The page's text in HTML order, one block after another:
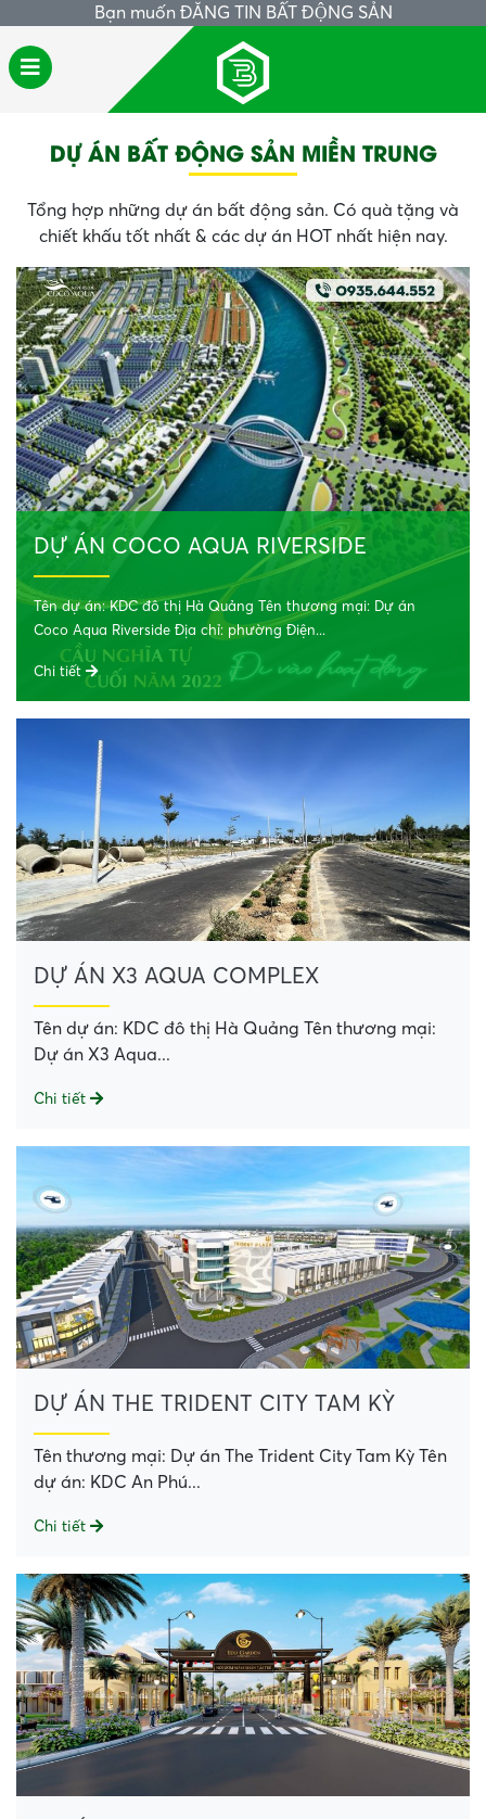
Bạn muốn ĐĂNG TIN BẤT ĐỘNG SẢN
DỰ ÁN BẤT ĐỘNG SẢN MIỀN TRUNG
Tổng hợp những dự án bất động sản. Có quà tặng và
chiết khấu tốt nhất & các dự án HOT nhất hiện nay.
DỰ ÁN COCO AQUA RIVERSIDE
Tên dự án: KDC đô thị Hà Quảng Tên thương mại: Dự án
Coco Aqua Riverside Địa chỉ: phường Điện...
Chi tiết
DỰ ÁN X3 AQUA COMPLEX
Tên dự án: KDC đô thị Hà Quảng Tên thương mại:
Dự án X3 Aqua...
Chi tiết
DỰ ÁN THE TRIDENT CITY TAM KỲ
Tên thương mại: Dự án The Trident City Tam Kỳ Tên
dự án: KDC An Phú...
Chi tiết